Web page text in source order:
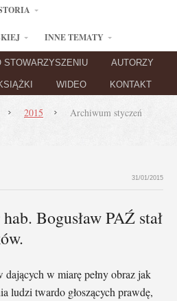
INNE TEMATY
STOWARZYSZENIU AUTORZY
WIDEO KONTAKT
2015
Archiwum styczeń
31/01/2015
Bogusław PAŹ stał
w miarę pełny obraz jak
ludzi twardo głoszących prawdę,